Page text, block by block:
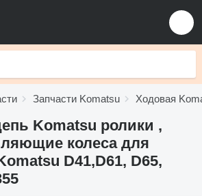
Запчасти Komatsu Ходовая
Komatsu ролики ,
колеса для
D41,D61, D65,